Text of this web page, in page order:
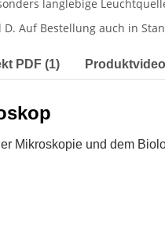
PDF (1)
Mikroskopie und dem